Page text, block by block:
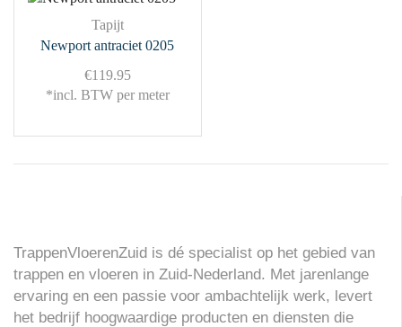
Tapijt
Newport antraciet 0205
€119.95
*incl. BTW per meter
TrappenVloerenZuid is dé specialist op het gebied van
trappen en vloeren in Zuid-Nederland. Met jarenlange
ervaring en een passie voor ambachtelijk werk, levert
het bedrijf hoogwaardige producten en diensten die